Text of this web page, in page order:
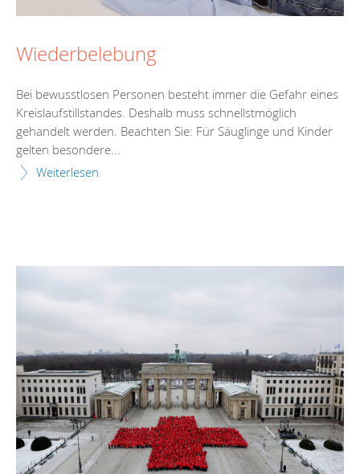
Wiederbelebung
Bei bewusstlosen Personen besteht immer die Gefahr eines
Kreislaufstillstandes. Deshalb muss schnellstmöglich
gehandelt werden. Beachten Sie: Für Säuglinge und Kinder
gelten besondere...
Weiterlesen